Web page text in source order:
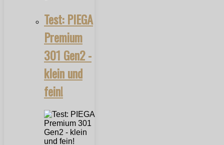
Test: PIEGA
Premium
301 Gen2 -
klein und
fein!